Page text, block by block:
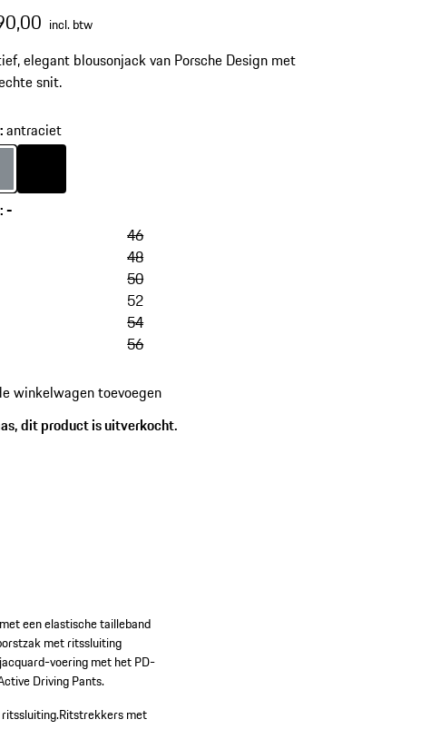
incl. btw
elegant blousonjack van Porsche Design met
snit.
:antraciet
antraciet
Kleur pikzwart
:-
46
48
50
52
54
56
winkelwagen toevoegen
dit product is uitverkocht.
een elastische tailleband
met ritssluiting
voering met het PD-
Driving Pants.
Ritstrekkers met